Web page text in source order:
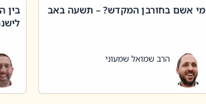
מי אשם בחורבן המקדש? – תשעה באב
הרב שמואל שמעוני
בין